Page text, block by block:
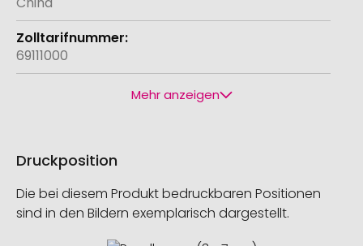
69111000
Mehr anzeigen
Druckposition
Die bei diesem Produkt bedruckbaren Positionen
sind in den Bildern exemplarisch dargestellt.